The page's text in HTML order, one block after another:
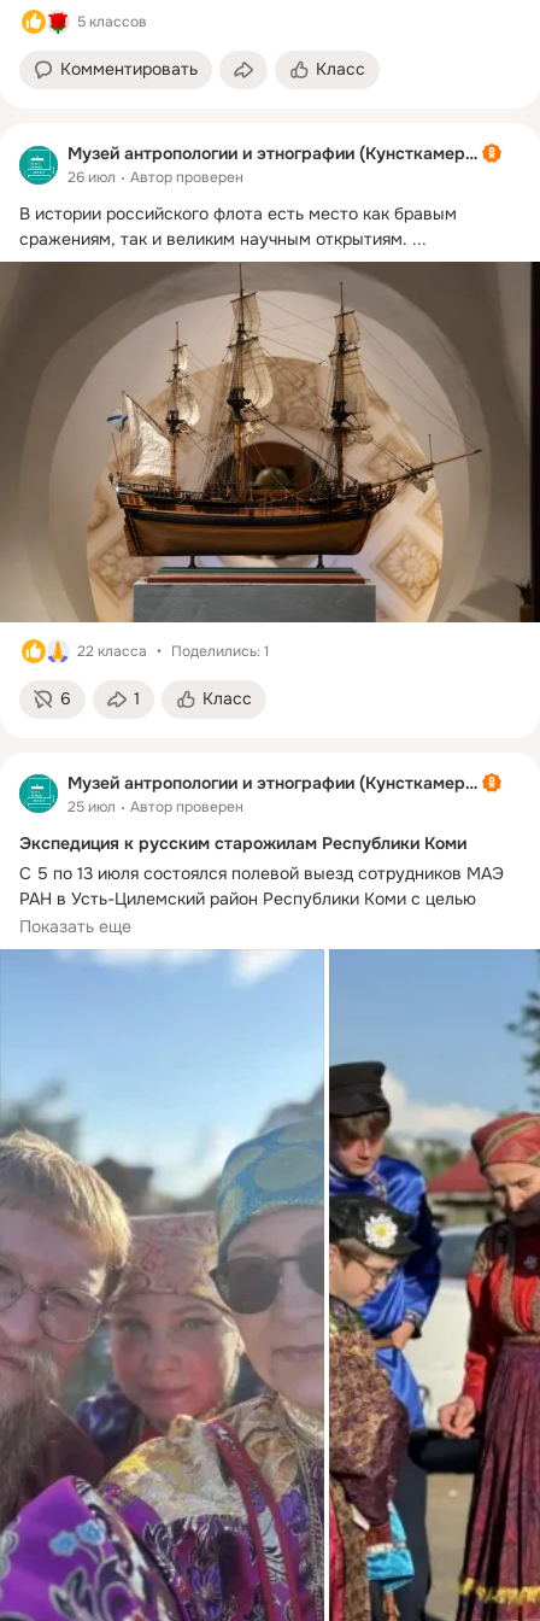
5 классов
Комментировать Класс
Музей антропологии и этнографии (Кунсткамера)
26 июл Автор проверен
В истории российского флота есть место как бравым
сражениям, так и великим научным открытиям. ...
22 класса Поделились: 1
6 1 Класс
Музей антропологии и этнографии (Кунсткамера)
25 июл Автор проверен
Экспедиция к русским старожилам Республики Коми
С 5 по 13 июля состоялся полевой выезд сотрудников МАЭ
РАН в Усть-Цилемский район Республики Коми с целью
изучения праздничной и бытовой культуры русских
старожилов Средней Печоры. В экспедиции приняли участие
Е.В. Перевалова, Д.С. Ермолин и Е.Н. Данилова. Учёные
фестиваля «Усть-Цилемская Горка», предприняли выезды в
участие в заседании общественного движения «Русь
Печорская», побеседовали со старожилами и знатоками
местной традиции.
Работа проводилась по проекту «Русские в регионах СЗФО:
полевые и стационарные исследования» в рамках Програ
Показать еще